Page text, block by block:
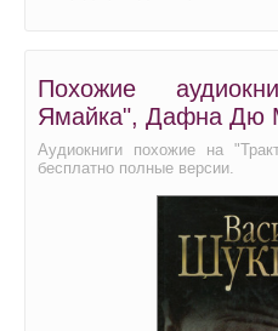
32_Traktir Jamajka
34_Traktir Jamajka
35_Traktir Jamajka
36_Traktir Jamajka
37_Traktir Jamajka
38_Traktir Jamajka
39_Traktir Jamajka
40_Traktir Jamajka
Похожие
Ямайка", Дафна Дю
Аудиокниги похожие на
бесплатно полные версии.